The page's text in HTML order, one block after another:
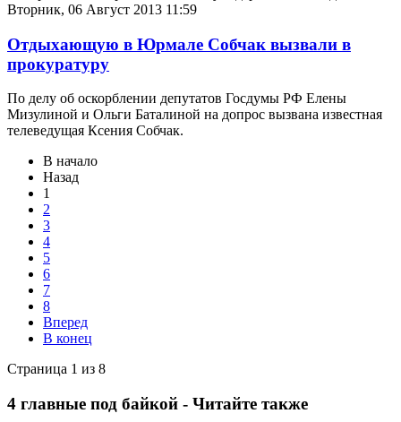
Вторник, 06 Август 2013 11:59
Отдыхающую в Юрмале Собчак вызвали в
прокуратуру
По делу об оскорблении депутатов Госдумы РФ Елены
Мизулиной и Ольги Баталиной на допрос вызвана известная
телеведущая Ксения Собчак.
В начало
Назад
1
2
3
4
5
6
7
8
Вперед
В конец
Страница 1 из 8
4 главные под байкой - Читайте также